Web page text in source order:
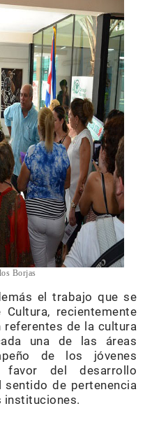
Borjas
el trabajo que se
recientemente
referentes de la cultura
una de las áreas
de los jóvenes
del desarrollo
de pertenencia
instituciones.